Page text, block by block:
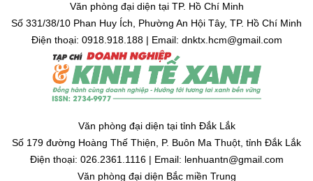
Văn phòng đại diện tại TP. Hồ Chí Minh
Số 331/38/10 Phan Huy Ích, Phường An Hội Tây, TP. Hồ Chí Minh
Điện thoại: 0918.918.188 | Email: dnktx.hcm@gmail.com
Văn phòng đại diện tại tỉnh Đắk Lắk
Số 179 đường Hoàng Thế Thiện, P. Buôn Ma Thuột, tỉnh Đắk Lắk
Điện thoại: 026.2361.1116 | Email: lenhuantn@gmail.com
Văn phòng đại diện Bắc miền Trung